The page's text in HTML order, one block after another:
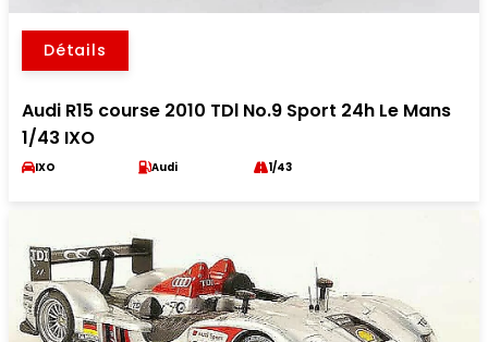
Détails
Audi R15 course 2010 TDl No.9 Sport 24h Le Mans
1/43 IXO
IXO Audi 1/43